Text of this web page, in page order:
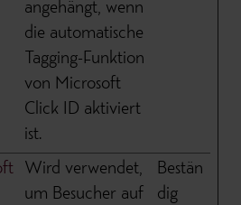
angehängt, wenn
die automatische
Tagging-Funktion
von Microsoft
Click ID aktiviert
ist.
Wird verwendet,
um Besucher auf
Bestän
dig